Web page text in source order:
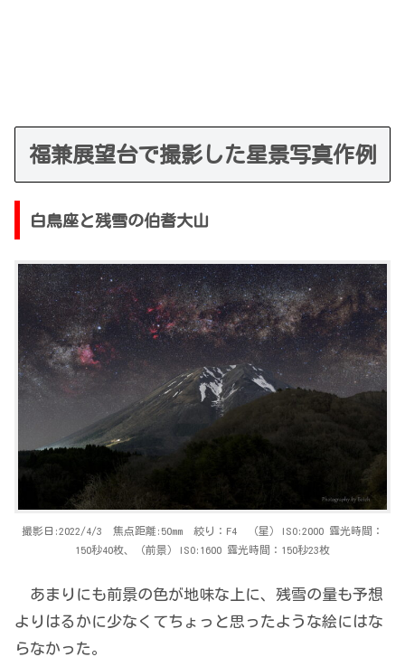
福兼展望台で撮影した星景写真作例
白鳥座と残雪の伯耆大山
撮影日:2022/4/3 焦点距離:50mm 絞り：F4 （星）ISO:2000 露光時間：
150秒40枚、（前景）ISO:1600 露光時間：150秒23枚
あまりにも前景の色が地味な上に、残雪の量も予想
よりはるかに少なくてちょっと思ったような絵にはな
らなかった。